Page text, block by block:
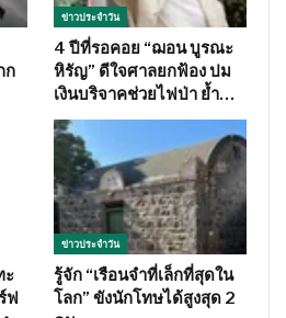
ก
ข่าวประจำวัน
4 ปีที่รอคอย “ฌอน บูรณะ
หิรัญ” ดีใจศาลยกฟ้อง ปม
เงินบริจาคช่วยไฟป่า ย้ำ…
ะ
ฟ
ข่าวประจำวัน
รู้จัก “เรือนจำที่เล็กที่สุดใน
โลก” ขังนักโทษได้สูงสุด 2